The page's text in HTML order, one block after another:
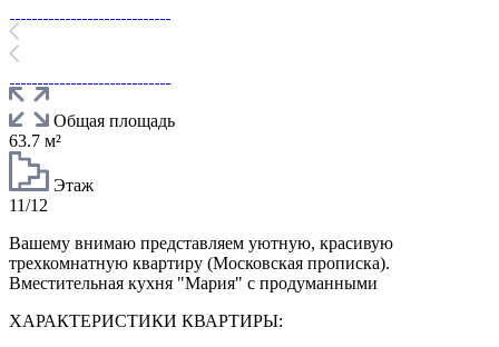
Общая площадь
63.7 м²
Этаж
11/12
Вашему внимаю представляем уютную, красивую
трехкомнатную квартиру (Московская прописка).
Вместительная кухня "Мария" с продуманными
ХАРАКТЕРИСТИКИ КВАРТИРЫ: